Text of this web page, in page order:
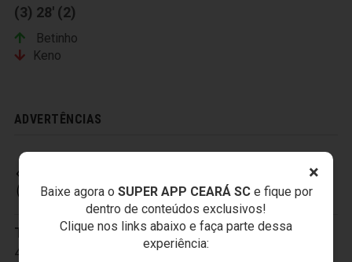
×
Baixe agora o SUPER APP CEARÁ SCe fique por
dentro de conteúdos exclusivos!
Clique nos links abaixo e faça parte dessa
experiência:
(3) 28' (2)
Betinho
Keno
ADVERTÊNCIAS
CEARÁ SPORTING CLUB
Titulares:1-Jailson, 2-Marcos,3-Sandro,
4-Diego Ivo
5-João Marcos,6-Vicente